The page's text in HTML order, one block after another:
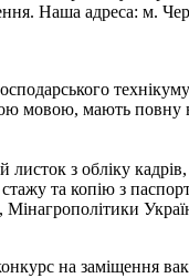
Наша адреса: м.
технікуму
мовою, мають повну
з обліку
та копію з
на заміщення